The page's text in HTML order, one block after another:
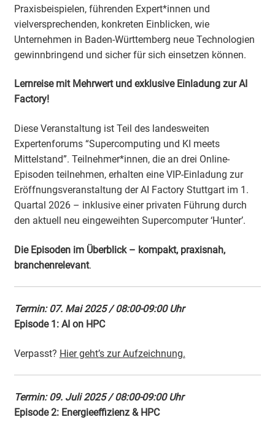
Praxisbeispielen, führenden Expert*innen und
vielversprechenden, konkreten Einblicken, wie
Unternehmen in Baden-Württemberg neue Technologien
gewinnbringend und sicher für sich einsetzen können.
Lernreise mit Mehrwert und exklusive Einladung zur AI
Factory!
Diese Veranstaltung ist Teil des landesweiten
Expertenforums “Supercomputing und KI meets
Mittelstand”. Teilnehmer*innen, die an drei Online-
Episoden teilnehmen, erhalten eine VIP-Einladung zur
Eröffnungsveranstaltung der AI Factory Stuttgart im 1.
Quartal 2026 – inklusive einer privaten Führung durch
den aktuell neu eingeweihten Supercomputer ‘Hunter’.
Die Episoden im Überblick – kompakt, praxisnah,
branchenrelevant.
Termin: 07. Mai 2025 / 08:00-09:00 Uhr
Episode 1: AI on HPC
Verpasst? Hier geht’s zur Aufzeichnung.
Termin: 09. Juli 2025 / 08:00-09:00 Uhr
Episode 2: Energieeffizienz & HPC